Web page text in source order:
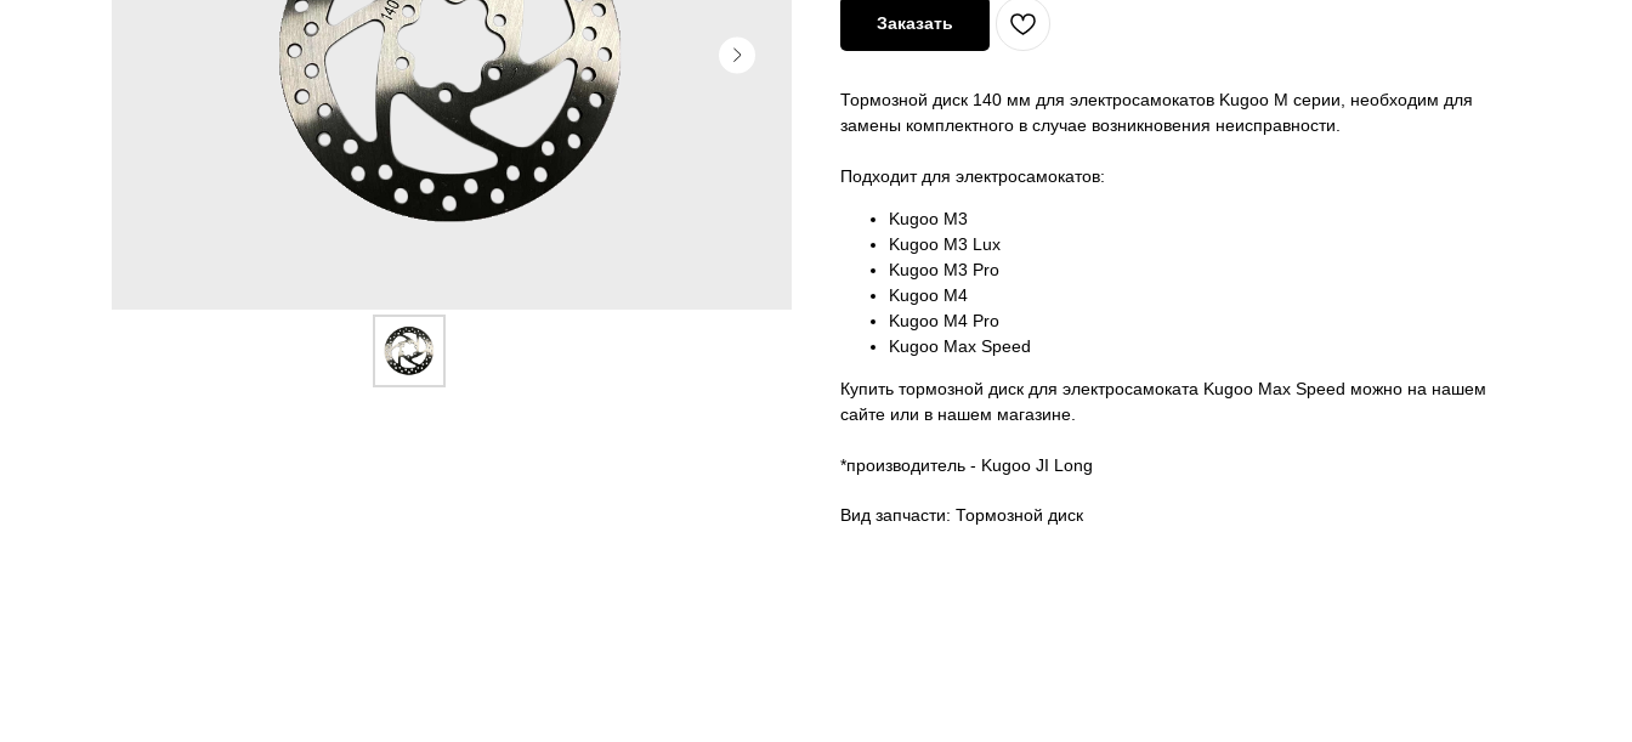
Заказать
Тормозной диск 140 мм для электросамокатов Kugoo M серии, необходим для
замены комплектного в случае возникновения неисправности.
Подходит для электросамокатов:
Kugoo M3
Kugoo M3 Lux
Kugoo M3 Pro
Kugoo M4
Kugoo M4 Pro
Kugoo Max Speed
Купить тормозной диск для электросамоката Kugoo Max Speed можно на нашем
сайте или в нашем магазине.
*производитель - Kugoo JI Long
Вид запчасти: Тормозной диск